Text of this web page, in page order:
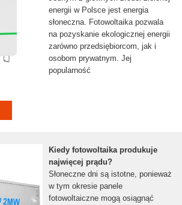
energii w Polsce jest energia
słoneczna. Fotowoltaika pozwala
na pozyskanie ekologicznej energii
zarówno przedsiębiorcom, jak i
osobom prywatnym. Jej
popularność
Kiedy fotowoltaika produkuje
najwięcej prądu?
Słoneczne dni są istotne, ponieważ
w tym okresie panele
fotowoltaiczne mogą osiągnąć